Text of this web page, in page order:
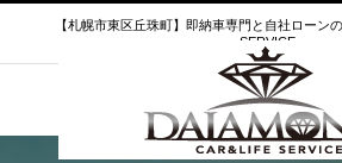
【札幌市東区丘珠町】即納車専門と自社ローン
SERVICE